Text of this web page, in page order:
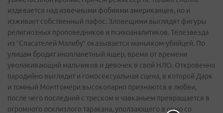
издевается над извечными фобиями американцев, но и
изживает собственный пафос. Зловещими выглядят фигуры
религиозных проповедников и психоаналитиков. Телезвезда
из “Спасателей Малибу” оказывается маньяком-убийцей. По
улицам бродит инопланетный ящер, время от времени
уволакивающий мальчиков и девочек в свой НЛО. Откровенно
пародийно выглядит и гомосексуальная сцена, в которой Дарк
и томный Монтгомери высокопарно признаются в любви,
после чего последний с треском и чавканьем превращается в
огромного осклизлого таракана, уползающего в окно со